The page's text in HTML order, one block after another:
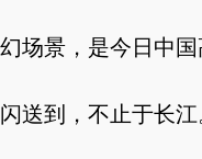
景，是今日中国
到，不止于长江